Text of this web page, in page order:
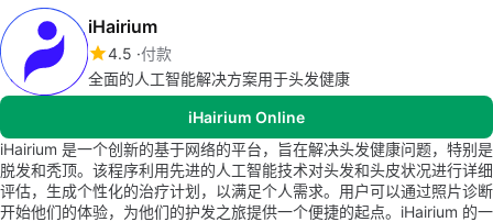
iHairium
4.5 付款
全面的人工智能解决方案用于头发健康
iHairium Online
iHairium 是一个创新的基于网络的平台，旨在解决头发健康问题，特别是
脱发和秃顶。该程序利用先进的人工智能技术对头发和头皮状况进行详细
评估，生成个性化的治疗计划，以满足个人需求。用户可以通过照片诊断
开始他们的体验，为他们的护发之旅提供一个便捷的起点。iHairium 的一